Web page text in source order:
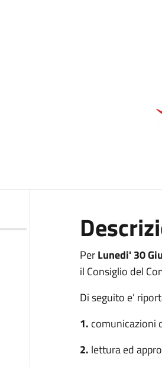
PerLunedi' 30
il Consiglio del
Di seguito e’
1. comunicazioni
2. lettura ed